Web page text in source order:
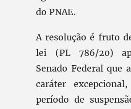
do PNAE.
A resolução é fruto
lei (PL 786/20)
Senado Federal que
caráter
período de